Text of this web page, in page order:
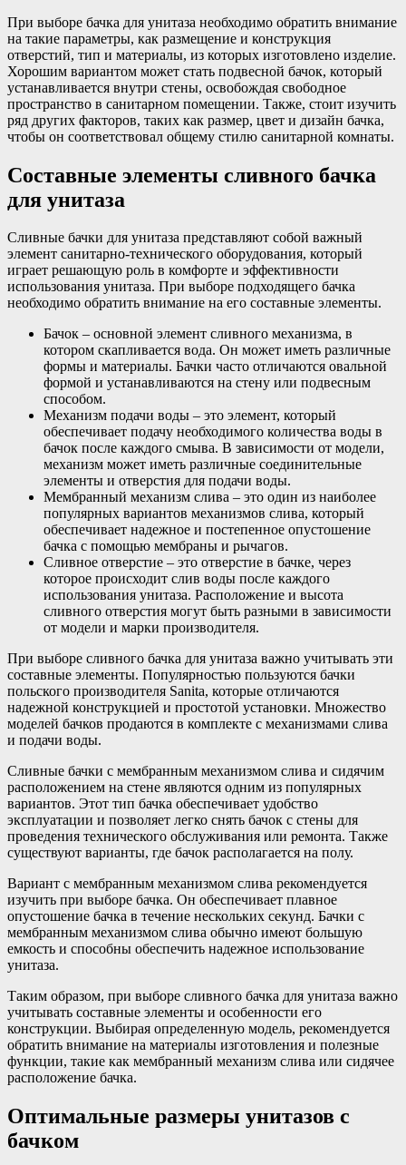
При выборе бачка для унитаза необходимо обратить внимание
на такие параметры, как размещение и конструкция
отверстий, тип и материалы, из которых изготовлено изделие.
Хорошим вариантом может стать подвесной бачок, который
устанавливается внутри стены, освобождая свободное
пространство в санитарном помещении. Также, стоит изучить
ряд других факторов, таких как размер, цвет и дизайн бачка,
чтобы он соответствовал общему стилю санитарной комнаты.
Составные элементы сливного бачка
для унитаза
Сливные бачки для унитаза представляют собой важный
элемент санитарно-технического оборудования, который
играет решающую роль в комфорте и эффективности
использования унитаза. При выборе подходящего бачка
необходимо обратить внимание на его составные элементы.
Бачок – основной элемент сливного механизма, в
котором скапливается вода. Он может иметь различные
формы и материалы. Бачки часто отличаются овальной
формой и устанавливаются на стену или подвесным
способом.
Механизм подачи воды – это элемент, который
обеспечивает подачу необходимого количества воды в
бачок после каждого смыва. В зависимости от модели,
механизм может иметь различные соединительные
элементы и отверстия для подачи воды.
Мембранный механизм слива – это один из наиболее
популярных вариантов механизмов слива, который
обеспечивает надежное и постепенное опустошение
бачка с помощью мембраны и рычагов.
Сливное отверстие – это отверстие в бачке, через
которое происходит слив воды после каждого
использования унитаза. Расположение и высота
сливного отверстия могут быть разными в зависимости
от модели и марки производителя.
При выборе сливного бачка для унитаза важно учитывать эти
составные элементы. Популярностью пользуются бачки
польского производителя Sanita, которые отличаются
надежной конструкцией и простотой установки. Множество
моделей бачков продаются в комплекте с механизмами слива
и подачи воды.
Сливные бачки с мембранным механизмом слива и сидячим
расположением на стене являются одним из популярных
вариантов. Этот тип бачка обеспечивает удобство
эксплуатации и позволяет легко снять бачок с стены для
проведения технического обслуживания или ремонта. Также
существуют варианты, где бачок располагается на полу.
Вариант с мембранным механизмом слива рекомендуется
изучить при выборе бачка. Он обеспечивает плавное
опустошение бачка в течение нескольких секунд. Бачки с
мембранным механизмом слива обычно имеют большую
емкость и способны обеспечить надежное использование
унитаза.
Таким образом, при выборе сливного бачка для унитаза важно
учитывать составные элементы и особенности его
конструкции. Выбирая определенную модель, рекомендуется
обратить внимание на материалы изготовления и полезные
функции, такие как мембранный механизм слива или сидячее
расположение бачка.
Оптимальные размеры унитазов с
бачком